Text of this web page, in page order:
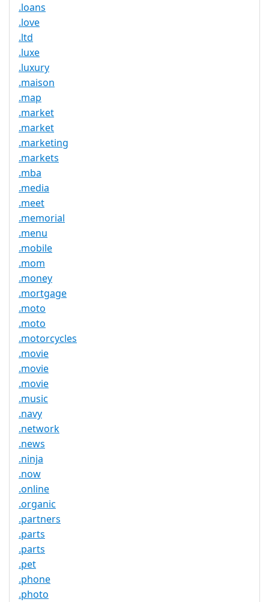
.loans
.love
.ltd
.luxe
.luxury
.maison
.map
.market
.market
.marketing
.markets
.mba
.media
.meet
.memorial
.menu
.mobile
.mom
.money
.mortgage
.moto
.moto
.motorcycles
.movie
.movie
.movie
.music
.navy
.network
.news
.ninja
.now
.online
.organic
.partners
.parts
.parts
.pet
.phone
.photo